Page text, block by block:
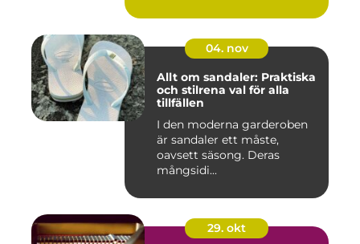
04. nov
Allt om sandaler: Praktiska
och stilrena val för alla
tillfällen
I den moderna garderoben
är sandaler ett måste,
oavsett säsong. Deras
mångsidi...
29. okt